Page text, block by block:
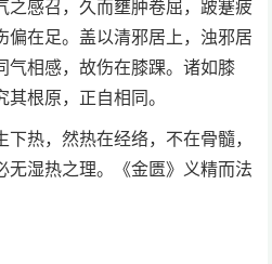
之感召，久而壅肿卷屈，跛蹇疲
偏在足。盖以清邪居上，浊邪居
气相感，故伤在膝踝。诸如膝
根原，正自相同。
热，然热在经络，不在骨髓，
无湿热之理。《金匮》义精而法